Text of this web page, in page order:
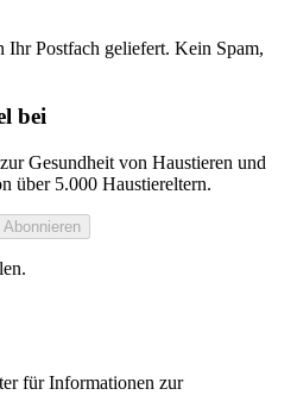
Postfach geliefert. Kein Spam,
bei
Gesundheit von Haustieren und
über 5.000 Haustiereltern.
Abonnieren
für Informationen zur